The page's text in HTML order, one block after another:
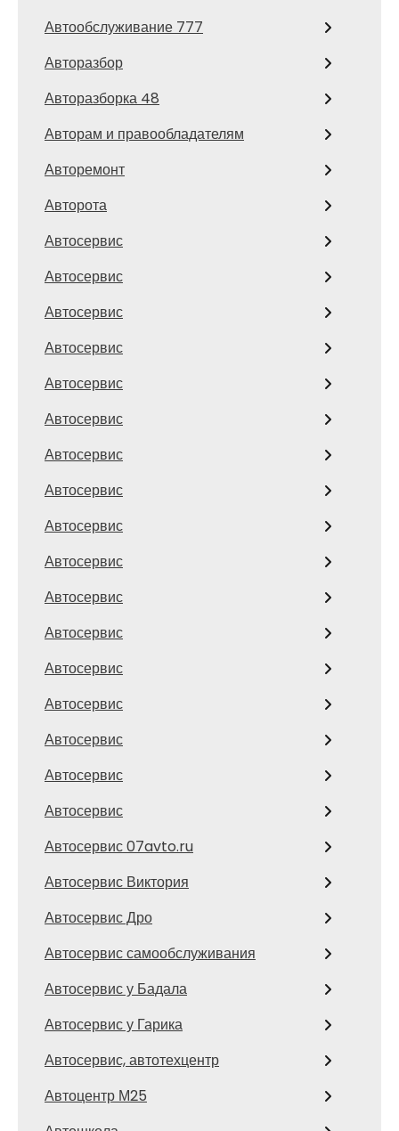
Автообслуживание 777
Авторазбор
Авторазборка 48
Авторам и правообладателям
Авторемонт
Авторота
Автосервис
Автосервис
Автосервис
Автосервис
Автосервис
Автосервис
Автосервис
Автосервис
Автосервис
Автосервис
Автосервис
Автосервис
Автосервис
Автосервис
Автосервис
Автосервис
Автосервис
Автосервис 07avto.ru
Автосервис Виктория
Автосервис Дро
Автосервис самообслуживания
Автосервис у Бадала
Автосервис у Гарика
Автосервис, автотехцентр
Автоцентр М25